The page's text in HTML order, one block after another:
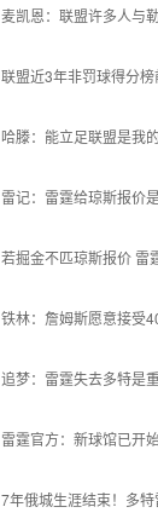
麦凯恩：联盟许多人与
联盟近3年非罚球得分
哈滕：能立足联盟是我
雷记：雷霆给琼斯报价
若掘金不匹琼斯报价 雷
铁林：詹姆斯愿意接受
追梦：雷霆失去多特是
雷霆官方：新球馆已开
7年俄城生涯结束！多